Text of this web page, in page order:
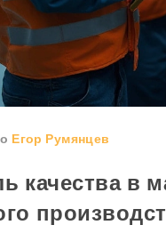
Егор Румянцев
качества в